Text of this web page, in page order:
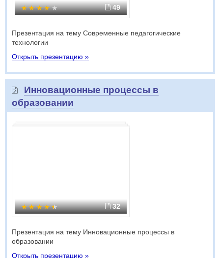
49
Презентация на тему Современные педагогические
технологии
Открыть презентацию »
Инновационные процессы в
образовании
32
Презентация на тему Инновационные процессы в
образовании
Открыть презентацию »